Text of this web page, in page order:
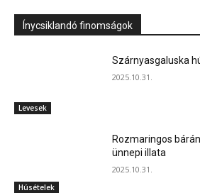
Ínycsiklandó finomságok
Levesek
Szárnyasgaluska
2025.10.31.
Húsételek
Rozmaringos
ünnepi illata
2025.10.31.